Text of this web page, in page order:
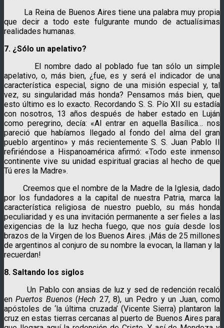
La Reina de Buenos Aires tiene una palabra muy propia
que decir a todo este fulgurante mundo de actualísimas
realidades humanas.
7. ¿Sólo un apelativo?
El nombre dado al poblado fue tan sólo un simple
apelativo, o, más bien, ¿fue, es y será el indicador de una
característica especial, signo de una misión especial y, tal
vez, su singularidad más honda? Pensamos más bien, que
esto último es lo exacto. Recordando S. S. Pío XII su estadía
con nosotros, 13 años después de haber estado en Luján
como peregrino, decía: «Al entrar en aquella Basílica… nos
pareció que habíamos llegado al fondo del alma del gran
pueblo argentino» y más recientemente S. S. Juan Pablo II
refiriéndose a Hispanoamérica afirmó: «Todo este inmenso
continente vive su unidad espiritual gracias al hecho de que
Tú eres la Madre».
Creemos que el nombre de la Madre de la Iglesia, dado
por los fundadores a la capital de nuestra Patria, marca la
característica religiosa de nuestro pueblo, su más honda
peculiaridad y es una invitación permanente a ser fieles a las
exigencias de la luz hecha fuego, que nos guía desde los
brazos de la Virgen de los Buenos Aires. ¡Más de 25 millones
de argentinos al conjuro de su nombre la evocan, la llaman y la
recuerdan!
8. Saltando los siglos
Un Pablo con ansias de luz y sed de redención recaló
enPuertos Buenos(Hech 27, 8), un Pedro y un Juan, como
apóstoles de ‘la última cruzada’ (Vicente Sierra) plantaron la
cruz en estas tierras cercanas al puerto de Buenos Aires para